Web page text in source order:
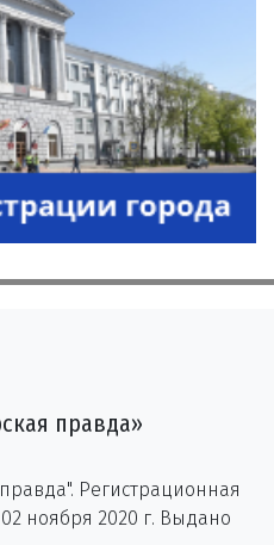
правда»
Регистрационная
ноября 2020 г. Выдано